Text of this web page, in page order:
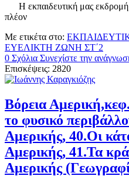
Η εκπαιδευτική μας
πλέον
Με ετικέτα στο:
ΕΥΕΛΙΚΤΗ ΖΩΝΗ ΣΤ΄2
0 Σχόλια Συνεχίστε την
Επισκέψεις: 2820
Βόρεια
το φυσικό
Αμερικής, 40.Οι
Αμερικής, 41.Τα
Αμερικής